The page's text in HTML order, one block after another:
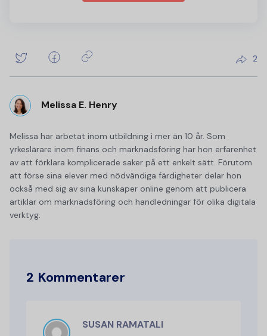
2
Melissa E. Henry
Melissa har arbetat inom utbildning i mer än 10 år. Som
yrkeslärare inom finans och marknadsföring har hon erfarenhet
av att förklara komplicerade saker på ett enkelt sätt. Förutom
att förse sina elever med nödvändiga färdigheter delar hon
också med sig av sina kunskaper online genom att publicera
artiklar om marknadsföring och handledningar för olika digitala
verktyg.
2 Kommentarer
SUSAN RAMATALI